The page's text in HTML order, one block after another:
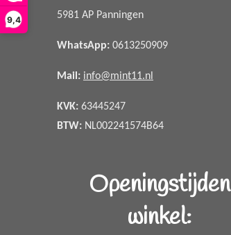
9,4 5981 AP Panningen
WhatsApp: 0613250909
Mail: info@mint11.nl
KVK: 63445247
BTW: NL002241574B64
Openingstijden
winkel: